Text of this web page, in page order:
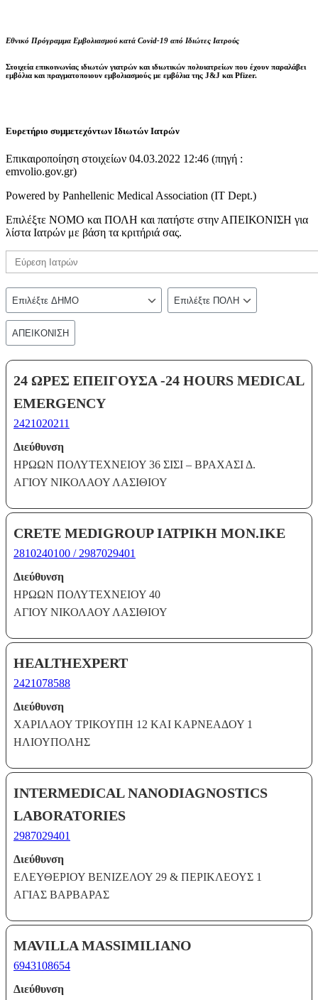
Εθνικό Πρόγραμμα Εμβολιασμού κατά Covid-19 από Ιδιώτες Ιατρούς
Στοιχεία επικοινωνίας ιδιωτών γιατρών και ιδιωτικών πολυιατρείων που έχουν παραλάβει
εμβόλια και πραγματοποιουν εμβολιασμούς με εμβόλια της J&J και Pfizer.
Ευρετήριο συμμετεχόντων Ιδιωτών Ιατρών
Επικαιροποίηση στοιχείων 04.03.2022 12:46 (πηγή :
emvolio.gov.gr)
Powered by Panhellenic Medical Association (IT Dept.)
Επιλέξτε ΝΟΜΟ και ΠΟΛΗ και πατήστε στην ΑΠΕΙΚΟΝΙΣΗ για
λίστα Ιατρών με βάση τα κριτήριά σας.
ΑΠΕΙΚΟΝΙΣΗ
24 ΩΡΕΣ ΕΠΕΙΓΟΥΣΑ -24 HOURS MEDICAL
EMERGENCY
2421020211
Διεύθυνση
ΗΡΩΩΝ ΠΟΛΥΤΕΧΝΕΙΟΥ 36 ΣΙΣΙ – ΒΡΑΧΑΣΙ Δ.
ΑΓΙΟΥ ΝΙΚΟΛΑΟΥ ΛΑΣΙΘΙΟΥ
CRETE MEDIGROUP ΙΑΤΡΙΚΗ ΜΟΝ.ΙΚΕ
2810240100 / 2987029401
Διεύθυνση
ΗΡΩΩΝ ΠΟΛΥΤΕΧΝΕΙΟΥ 40
ΑΓΙΟΥ ΝΙΚΟΛΑΟΥ ΛΑΣΙΘΙΟΥ
HEALTHEXPERT
2421078588
Διεύθυνση
ΧΑΡΙΛΑΟΥ ΤΡΙΚΟΥΠΗ 12 ΚΑΙ ΚΑΡΝΕΑΔΟΥ 1
ΗΛΙΟΥΠΟΛΗΣ
INTERMEDICAL NANODIAGNOSTICS
LABORATORIES
2987029401
Διεύθυνση
ΕΛΕΥΘΕΡΙΟΥ ΒΕΝΙΖΕΛΟΥ 29 & ΠΕΡΙΚΛΕΟΥΣ 1
ΑΓΙΑΣ ΒΑΡΒΑΡΑΣ
MAVILLA ΜΑSSΙΜΙLIANO
6943108654
Διεύθυνση